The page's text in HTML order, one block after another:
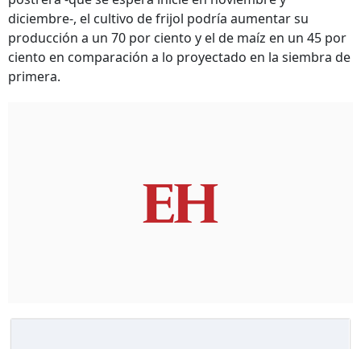
diciembre-, el cultivo de frijol podría aumentar su
producción a un 70 por ciento y el de maíz en un 45 por
ciento en comparación a lo proyectado en la siembra de
primera.